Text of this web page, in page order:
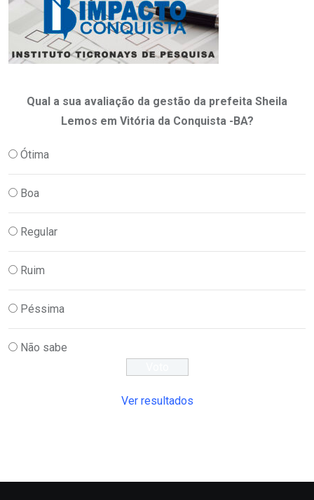
Qual a sua avaliação da gestão da prefeita Sheila
Lemos em Vitória da Conquista -BA?
Ótima
Boa
Regular
Ruim
Péssima
Não sabe
Ver resultados